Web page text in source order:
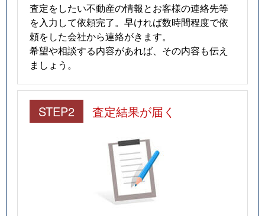
査定をしたい不動産の情報とお客様の連絡先等
を入力して依頼完了。早ければ数時間程度で依
頼をした会社から連絡がきます。
希望や相談する内容があれば、その内容も伝え
ましょう。
STEP2 査定結果が届く